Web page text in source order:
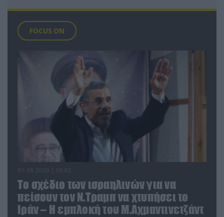
FOCUS ON
Το σχέδιο των ισραηλινών για να
πείσουν τον Ν.Τραμπ να χτυπήσει το
Ιράν – Η εμπλοκή του Μ.Αχμαντινετζάντ